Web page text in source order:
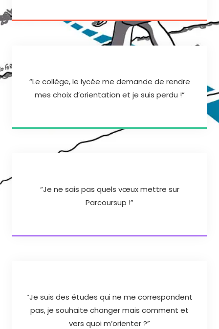
“Le collège, le lycée me demande de rendre
mes choix d’orientation et je suis perdu !”
“Je ne sais pas quels vœux mettre sur
Parcoursup !”
“Je suis des études qui ne me correspondent
pas, je souhaite changer mais comment et
vers quoi m’orienter ?”